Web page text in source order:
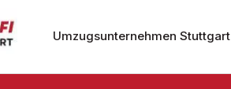
Umzugsunternehmen Stuttgart